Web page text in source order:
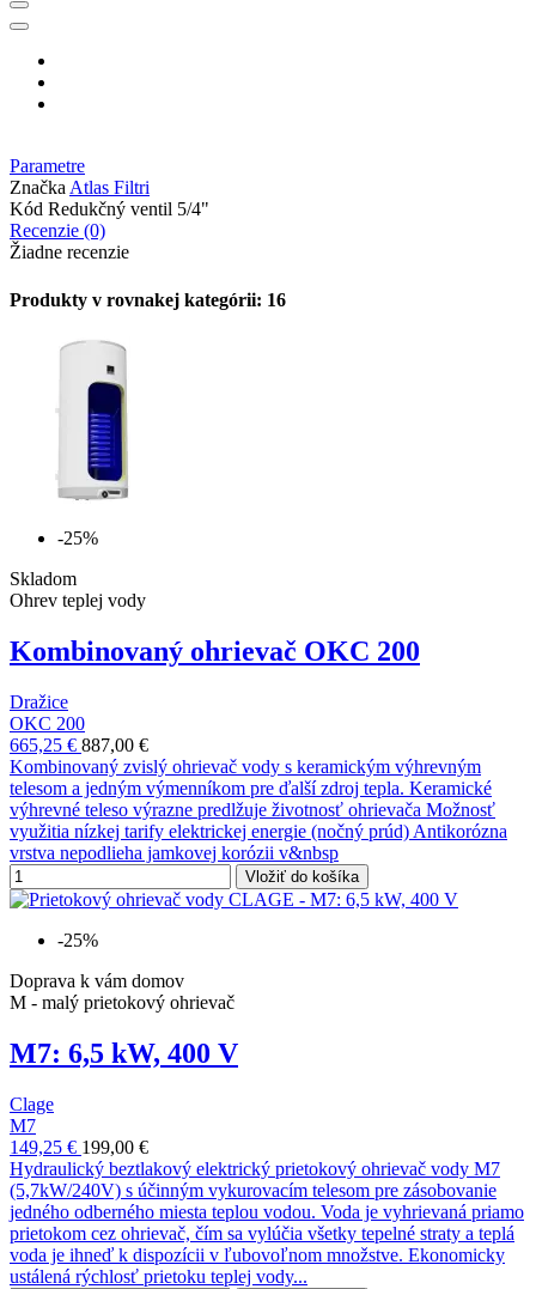
Parametre
ZnačkaAtlas Filtri
Kód Redukčný ventil 5/4"
Recenzie (0)
Žiadne recenzie
Produkty v rovnakej kategórii: 16
-25%
Skladom
Ohrev teplej vody
Kombinovaný ohrievač OKC 200
Dražice
OKC 200
665,25 € 887,00 €
Kombinovaný zvislý ohrievač vody s keramickým výhrevným
telesom a jedným výmenníkom pre ďalší zdroj tepla. Keramické
výhrevné teleso výrazne predlžuje životnosť ohrievača Možnosť
využitia nízkej tarify elektrickej energie (nočný prúd) Antikorózna
vrstva nepodlieha jamkovej korózii v&nbsp
Vložiť do košíka
-25%
Doprava k vám domov
M - malý prietokový ohrievač
M7: 6,5 kW, 400 V
Clage
M7
149,25 € 199,00 €
Hydraulický beztlakový elektrický prietokový ohrievač vody M7
(5,7kW/240V) s účinným vykurovacím telesom pre zásobovanie
jedného odberného miesta teplou vodou. Voda je vyhrievaná priamo
prietokom cez ohrievač, čím sa vylúčia všetky tepelné straty a teplá
voda je ihneď k dispozícii v ľubovoľnom množstve. Ekonomicky
ustálená rýchlosť prietoku teplej vody...